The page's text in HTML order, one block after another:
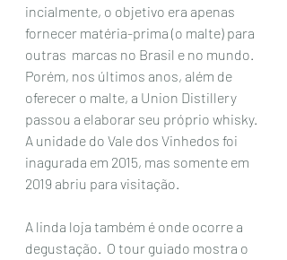
incialmente, o objetivo era apenas
fornecer matéria-prima (o malte) para
outras  marcas no Brasil e no mundo.
Porém, nos últimos anos, além de
oferecer o malte, a Union Distillery
passou a elaborar seu próprio whisky.
A unidade do Vale dos Vinhedos foi
inagurada em 2015, mas somente em
2019 abriu para visitação.
A linda loja também é onde ocorre a
degustação.  O tour guiado mostra o